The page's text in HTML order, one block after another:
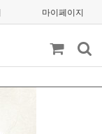
마이페이지